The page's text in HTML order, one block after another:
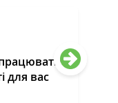
для вас